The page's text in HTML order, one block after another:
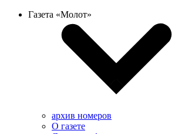
Газета «Молот»
архив номеров
О газете